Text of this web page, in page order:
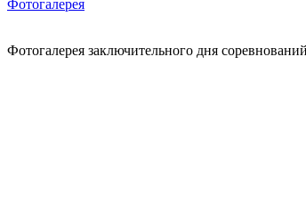
Фотогалерея
Фотогалерея заключительного дня